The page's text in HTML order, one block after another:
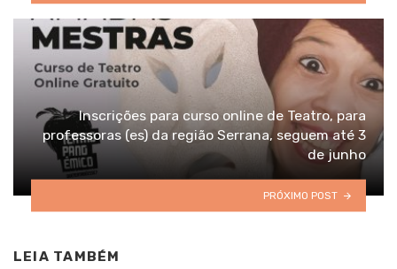
Inscrições para curso online de Teatro, para
professoras (es) da região Serrana, seguem até 3
de junho
PRÓXIMO POST
LEIA TAMBÉM